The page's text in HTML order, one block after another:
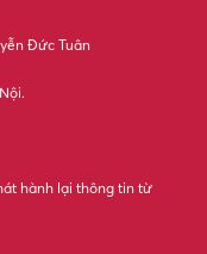
Đức Tuân
hành lại thông tin từ